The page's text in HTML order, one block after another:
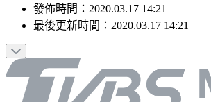
編輯：王雅惠
發佈時間：2020.03.17 14:21